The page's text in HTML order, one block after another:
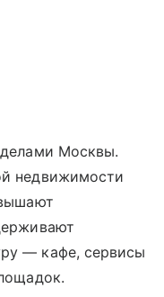
Москвы.
недвижимости
— кафе, сервисы